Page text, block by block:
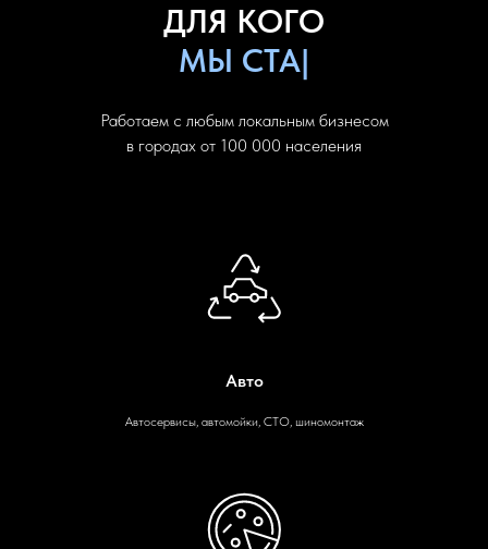
ДЛЯ КОГО
МЫ СТАРАЕМСЯ
Работаем с любым локальным бизнесом
в городах от 100 000 населения
Авто
Автосервисы, автомойки, СТО, шиномонтаж
Частые
вопросы